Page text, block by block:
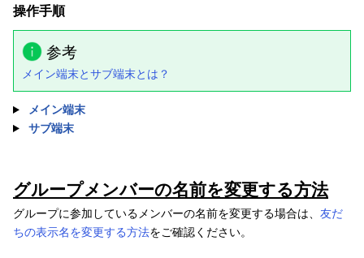
操作手順
参考
メイン端末とサブ端末とは？
メイン端末
サブ端末
グループメンバーの名前を変更する方法
グループに参加しているメンバーの名前を変更する場合は、 友だ
ちの表示名を変更する方法をご確認ください。